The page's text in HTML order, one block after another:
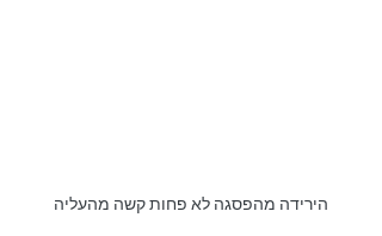
הירידה מהפסגה לא פחות קשה מהעליה